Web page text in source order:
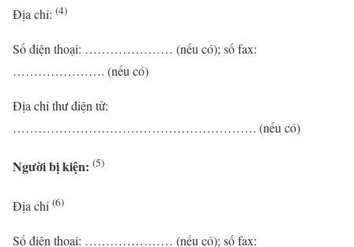
Địa chỉ: (4)
Số điện thoại: ………………… (nếu có); số fax:
…………………. (nếu có)
Địa chỉ thư điện tử:
…………………………………………………. (nếu có)
Người bị kiện: (5)
Địa chỉ (6)
Số điện thoại: ………………… (nếu có); số fax: